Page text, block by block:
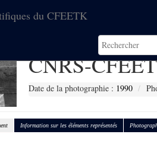
du CFEETK
CNRS-
Date de la photographie : 1990
Information sur les éléments représentés